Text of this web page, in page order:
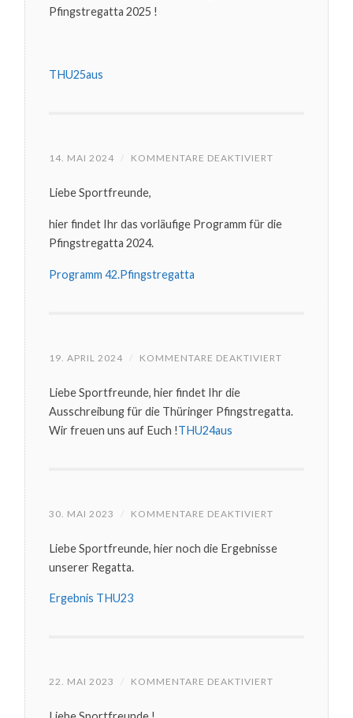
Pfingstregatta 2025 !
THU25aus
14. MAI 2024 / KOMMENTARE DEAKTIVIERT
THÜRINGER
PROGRAMM
Liebe Sportfreunde,
hier findet Ihr das vorläufige Programm für die
Pfingstregatta 2024.
Programm 42.Pfingstregatta
19. APRIL 2024 / KOMMENTARE DEAKTIVIERT
THÜRINGER
Liebe Sportfreunde, hier findet Ihr die
Ausschreibung für die Thüringer Pfingstregatta.
Wir freuen uns auf Euch !THU24aus
30. MAI 2023 / KOMMENTARE DEAKTIVIERT
ERGEBNISSE
UND
Liebe Sportfreunde, hier noch die Ergebnisse
unserer Regatta.
Ergebnis THU23
22. MAI 2023 / KOMMENTARE DEAKTIVIERT